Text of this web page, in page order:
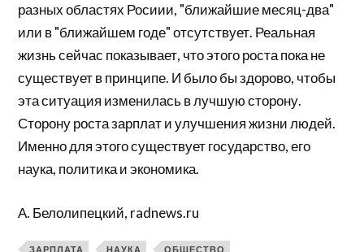
разных областях Росиии, "ближайшие месяц-два"
или в "ближайшем годе" отсутствует. Реальная
жизнь сейчас показывает, что этого роста пока не
существует в принципе. И было бы здорово, чтобы
эта ситуация изменилась в лучшую сторону.
Сторону роста зарплат и улучшения жизни людей.
Именно для этого существует государство, его
наука, политика и экономика.
А. Белолипецкий, radnews.ru
ЗАРПЛАТА НАУКА ОБЩЕСТВО